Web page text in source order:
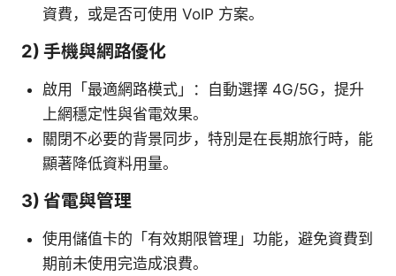
資費，或是否可使用 VoIP 方案。
2) 手機與網路優化
啟用「最適網路模式」：自動選擇 4G/5G，提升
上網穩定性與省電效果。
關閉不必要的背景同步，特別是在長期旅行時，能
顯著降低資料用量。
3) 省電與管理
使用儲值卡的「有效期限管理」功能，避免資費到
期前未使用完造成浪費。